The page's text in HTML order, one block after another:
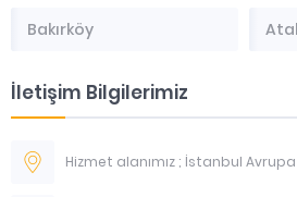
Bakırköy
İletişim Bilgilerimiz
Hizmet alanımız ; İstanbul Avrupa